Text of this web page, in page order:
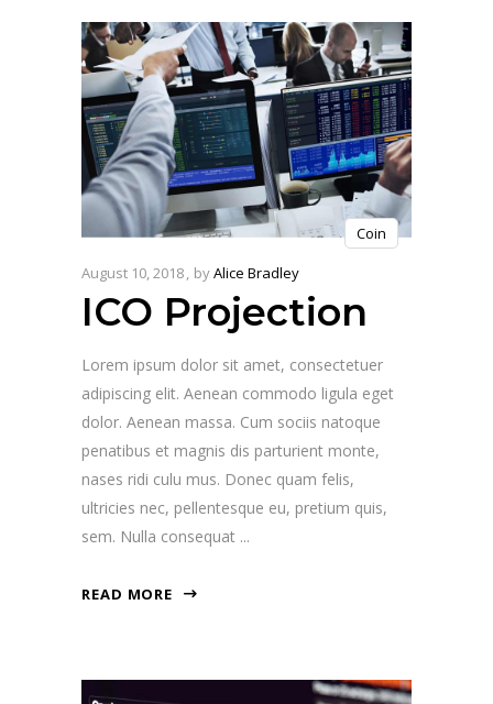
Coin
August 10, 2018 byAlice Bradley
ICO Projection
Lorem ipsum dolor sit amet, consectetuer
adipiscing elit. Aenean commodo ligula eget
dolor. Aenean massa. Cum sociis natoque
penatibus et magnis dis parturient monte,
nases ridi culu mus. Donec quam felis,
ultricies nec, pellentesque eu, pretium quis,
sem. Nulla consequat
READ MORE